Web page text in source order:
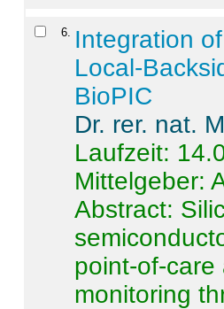
6
Integration
Local-
BioPIC
Dr. rer. nat.
Laufzeit:
Mittelgeber:
Abstract:
point-of-
monitoring